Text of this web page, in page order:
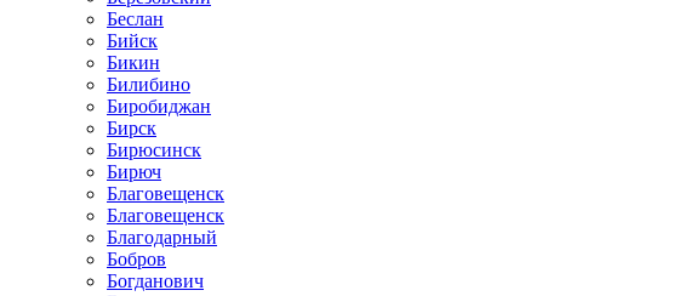
Беслан
Бийск
Бикин
Билибино
Биробиджан
Бирск
Бирюсинск
Бирюч
Благовещенск
Благовещенск
Благодарный
Бобров
Богданович